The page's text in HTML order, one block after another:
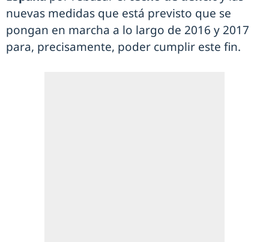
nuevas medidas que está previsto que se
pongan en marcha a lo largo de 2016 y 2017
para, precisamente, poder cumplir este fin.